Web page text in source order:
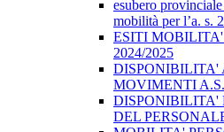
esubero
mobilità per l’a. s.
ESITI
2024/2025
DISPONIBILITA'
MOVIMENTI
DISPONIBILITA'
DEL